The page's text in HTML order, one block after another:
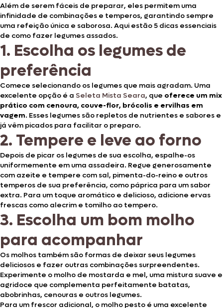
Além de serem fáceis de preparar, eles permitem uma
infinidade de combinações e temperos, garantindo sempre
uma refeição única e saborosa. Aqui estão 5 dicas essenciais
de como fazer legumes assados.
1. Escolha os legumes de
preferência
Comece selecionando os legumes que mais agradam. Uma
excelente opção é a Seleta Mista Seara, que oferece um mix
prático com cenoura, couve-flor, brócolis e ervilhas em
vagem. Esses legumes são repletos de nutrientes e sabores e
já vêm picados para facilitar o preparo.
2. Tempere e leve ao forno
Depois de picar os legumes de sua escolha, espalhe-os
uniformemente em uma assadeira. Regue generosamente
com azeite e tempere com sal, pimenta-do-reino e outros
temperos de sua preferência, como páprica para um sabor
extra. Para um toque aromático e delicioso, adicione ervas
frescas como alecrim e tomilho ao tempero.
3. Escolha um bom molho
para acompanhar
Os molhos também são formas de deixar seus legumes
deliciosos e fazer outras combinações surpreendentes.
Experimente o molho de mostarda e mel, uma mistura suave e
agridoce que complementa perfeitamente batatas,
abobrinhas, cenouras e outros legumes.
Para um frescor adicional, o molho pesto é uma excelente